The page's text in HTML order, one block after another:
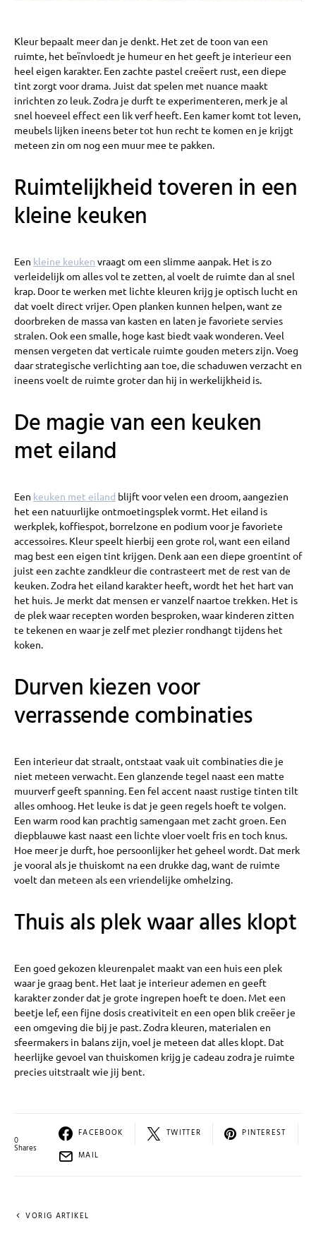
Kleur bepaalt meer dan je denkt. Het zet de toon van een
ruimte, het beïnvloedt je humeur en het geeft je interieur een
heel eigen karakter. Een zachte pastel creëert rust, een diepe
tint zorgt voor drama. Juist dat spelen met nuance maakt
inrichten zo leuk. Zodra je durft te experimenteren, merk je al
snel hoeveel effect een lik verf heeft. Een kamer komt tot leven,
meubels lijken ineens beter tot hun recht te komen en je krijgt
meteen zin om nog een muur mee te pakken.
Ruimtelijkheid toveren in een
kleine keuken
Een kleine keuken vraagt om een slimme aanpak. Het is zo
verleidelijk om alles vol te zetten, al voelt de ruimte dan al snel
krap. Door te werken met lichte kleuren krijg je optisch lucht en
dat voelt direct vrijer. Open planken kunnen helpen, want ze
doorbreken de massa van kasten en laten je favoriete servies
stralen. Ook een smalle, hoge kast biedt vaak wonderen. Veel
mensen vergeten dat verticale ruimte gouden meters zijn. Voeg
daar strategische verlichting aan toe, die schaduwen verzacht en
ineens voelt de ruimte groter dan hij in werkelijkheid is.
De magie van een keuken
met eiland
Een keuken met eiland blijft voor velen een droom, aangezien
het een natuurlijke ontmoetingsplek vormt. Het eiland is
werkplek, koffiespot, borrelzone en podium voor je favoriete
accessoires. Kleur speelt hierbij een grote rol, want een eiland
mag best een eigen tint krijgen. Denk aan een diepe groentint of
juist een zachte zandkleur die contrasteert met de rest van de
keuken. Zodra het eiland karakter heeft, wordt het het hart van
het huis. Je merkt dat mensen er vanzelf naartoe trekken. Het is
de plek waar recepten worden besproken, waar kinderen zitten
te tekenen en waar je zelf met plezier rondhangt tijdens het
koken.
Durven kiezen voor
verrassende combinaties
Een interieur dat straalt, ontstaat vaak uit combinaties die je
niet meteen verwacht. Een glanzende tegel naast een matte
muurverf geeft spanning. Een fel accent naast rustige tinten tilt
alles omhoog. Het leuke is dat je geen regels hoeft te volgen.
Een warm rood kan prachtig samengaan met zacht groen. Een
diepblauwe kast naast een lichte vloer voelt fris en toch knus.
Hoe meer je durft, hoe persoonlijker het geheel wordt. Dat merk
je vooral als je thuiskomt na een drukke dag, want de ruimte
voelt dan meteen als een vriendelijke omhelzing.
Thuis als plek waar alles klopt
Een goed gekozen kleurenpalet maakt van een huis een plek
waar je graag bent. Het laat je interieur ademen en geeft
karakter zonder dat je grote ingrepen hoeft te doen. Met een
beetje lef, een fijne dosis creativiteit en een open blik creëer je
een omgeving die bij je past. Zodra kleuren, materialen en
sfeermakers in balans zijn, voel je meteen dat alles klopt. Dat
heerlijke gevoel van thuiskomen krijg je cadeau zodra je ruimte
precies uitstraalt wie jij bent.
0
Shares
FACEBOOK TWITTER
PINTEREST
MAIL
VORIG ARTIKEL